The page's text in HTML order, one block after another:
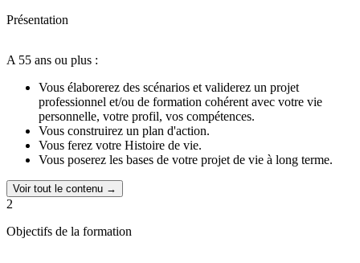
Présentation
A 55 ans ou plus :
Vous élaborerez des scénarios et validerez un projet
professionnel et/ou de formation cohérent avec votre vie
personnelle, votre profil, vos compétences.
Vous construirez un plan d'action.
Vous ferez votre Histoire de vie.
Vous poserez les bases de votre projet de vie à long terme.
Voir tout le contenu →
2
Objectifs de la formation